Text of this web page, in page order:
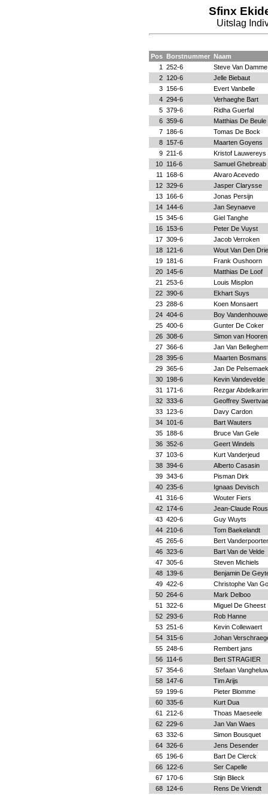
Sfinx
Uitslag
Pos Borstnummer Naam
1
252-6
Steve Van Damme
2
120-6
Jelle Biebaut
3
156-6
Evert Vanbelle
4 294-6
Verhaeghe Bart
5 379-6
Ridha Guerfal
6 359-6
Matthias De Beule
7
186-6
Tomas De Bock
8
157-6
Maarten Goyens
9 211-6
Kristof Lauwereys
10
116-6
Samuel Ghebreab
11
168-6
Alvaro Acevedo
12 329-6
Jasper Clarysse
13
166-6
Jonas Persijn
14
144-6
Jan Seynaeve
15 345-6
Giel Tanghe
16
153-6
Peter De Vuyst
17 309-6
Jacob Verroken
18
121-6
Wout Van Den
19
181-6
Frank Oushoorn
20
145-6
Matthias De Loof
21
253-6
Louis Misplon
22 390-6
Ekhart Suys
23 288-6
Koen Monsaert
24 404-6
Boy
25 400-6
Gunter De Coker
26 308-6
Simon van Hooren
27 366-6
Jan Van Belleghem
28 395-6
Maarten Bosmans
29 365-6
Jan De
30
198-6
Kevin Vandevelde
31
171-6
Rezgar Abdelkarim
32 333-6
Geoffrey
33
123-6
Davy Cardon
34
101-6
Bart Wauters
35
188-6
Bruce Van Gele
36 352-6
Geert Windels
37
103-6
Kurt Vanderjeud
38 394-6
Alberto Casasin
39 343-6
Pisman Dirk
40 235-6
Ignaas Devisch
41
316-6
Wouter Fiers
42
174-6
Jean-Claude
43 420-6
Guy Wuyts
44 210-6
Tom Baekelandt
45 265-6
Bert
46 323-6
Bart Van de Velde
47 305-6
Steven Michiels
48
139-6
Benjamin De
49 422-6
Christophe Van
50 264-6
Mark Delboo
51
322-6
Miguel De Gheest
52 293-6
Rob Hanne
53 251-6
Kevin Collewaert
54 315-6
Johan
55 248-6
Rembert jans
56
114-6
Bert STRAGIER
57 354-6
Stefaan
58
147-6
Tim Arijs
59
199-6
Pieter Blomme
60 335-6
Kurt Dua
61
212-6
Thoas Maeseele
62 229-6
Jan Van Waes
63 332-6
Simon Bousquet
64 326-6
Jens Desender
65
196-6
Bart De Clerck
66
122-6
Ser Capelle
67
170-6
Stijn Blieck
68
124-6
Rens De Vriendt